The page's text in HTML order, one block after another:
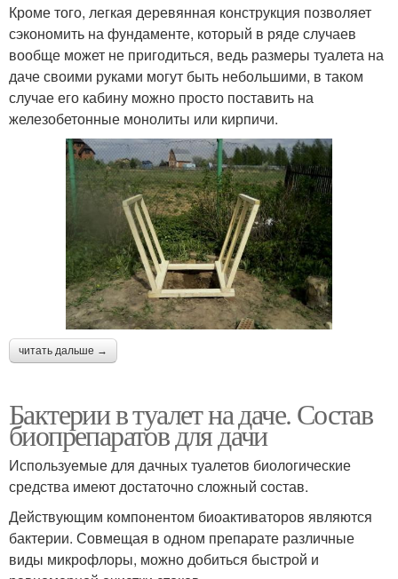
Кроме того, легкая деревянная конструкция позволяет
сэкономить на фундаменте, который в ряде случаев
вообще может не пригодиться, ведь размеры туалета на
даче своими руками могут быть небольшими, в таком
случае его кабину можно просто поставить на
железобетонные монолиты или кирпичи.
читать дальше →
Бактерии в туалет на даче. Состав
биопрепаратов для дачи
Используемые для дачных туалетов биологические
средства имеют достаточно сложный состав.
Действующим компонентом биоактиваторов являются
бактерии. Совмещая в одном препарате различные
виды микрофлоры, можно добиться быстрой и